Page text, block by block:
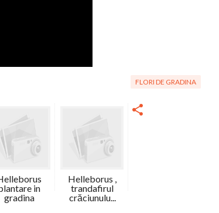
in
gradina
Helleborus ,
trandafirul
crăciunulu...
FLORI DE GRADINA